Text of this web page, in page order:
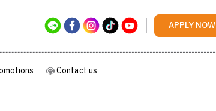
Promotions Contact us APPLY NOW
Contact us